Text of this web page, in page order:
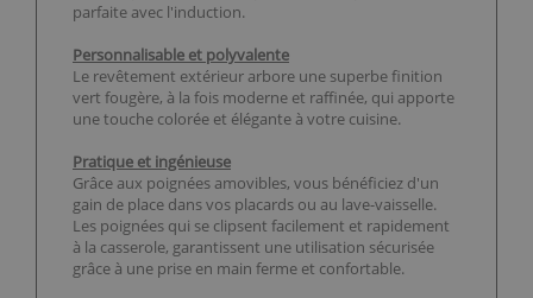
parfaite avec l'induction.
Personnalisable et polyvalente
Le revêtement extérieur arbore une superbe finition
vert fougère, à la fois moderne et raffinée, qui apporte
une touche colorée et élégante à votre cuisine.
Pratique et ingénieuse
Grâce aux poignées amovibles, vous bénéficiez d'un
gain de place dans vos placards ou au lave-vaisselle.
Les poignées qui se clipsent facilement et rapidement
à la casserole, garantissent une utilisation sécurisée
grâce à une prise en main ferme et confortable.